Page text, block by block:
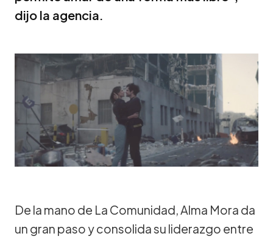
dijo la agencia.
De la mano de La Comunidad, Alma Mora da
un gran paso y consolida su liderazgo entre